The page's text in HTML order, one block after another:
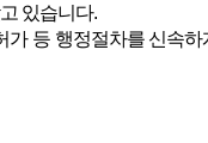
있습니다.
등 행정절차를 신속